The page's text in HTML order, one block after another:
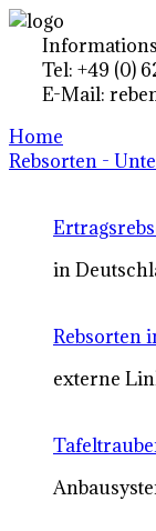
Tel: +49 (0)
E-Mail:
Home
Rebsorten -
in
Rebsorten
externe